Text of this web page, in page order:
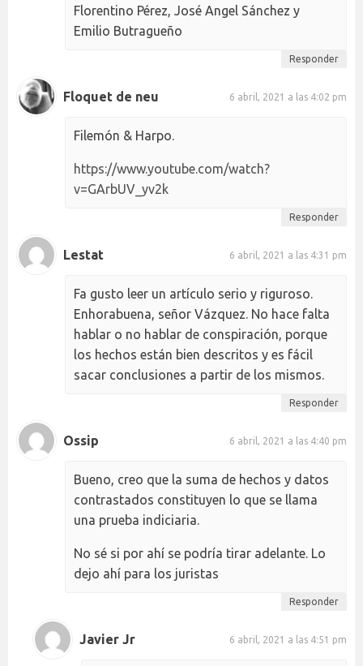
Florentino Pérez, José Angel Sánchez y
Emilio Butragueño
Responder
Floquet de neu 6 abril, 2021 a las 4:02 pm
Filemón & Harpo.
https://www.youtube.com/watch?
v=GArbUV_yv2k
Responder
Lestat 6 abril, 2021 a las 4:31 pm
Fa gusto leer un artículo serio y riguroso.
Enhorabuena, señor Vázquez. No hace falta
hablar o no hablar de conspiración, porque
los hechos están bien descritos y es fácil
sacar conclusiones a partir de los mismos.
Responder
Ossip 6 abril, 2021 a las 4:40 pm
Bueno, creo que la suma de hechos y datos
contrastados constituyen lo que se llama
una prueba indiciaria.
No sé si por ahí se podría tirar adelante. Lo
dejo ahí para los juristas
Responder
Javier Jr 6 abril, 2021 a las 4:51 pm